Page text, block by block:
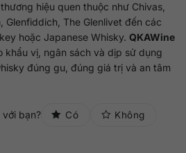
hiệu quen thuộc như Chivas,
Glenfiddich, The Glenlivet đến các
hoặc Japanese Whisky. QKAWine
khẩu vị, ngân sách và dịp sử dụng
đúng gu, đúng giá trị và an tâm
bạn? Có Không